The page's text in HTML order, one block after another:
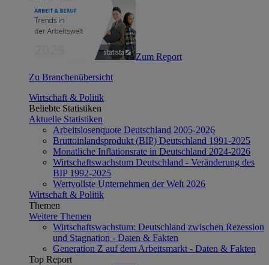
Zum Report
Zu Branchenübersicht
Wirtschaft & Politik
Beliebte Statistiken
Aktuelle Statistiken
Arbeitslosenquote Deutschland 2005-2026
Bruttoinlandsprodukt (BIP) Deutschland 1991-2025
Monatliche Inflationsrate in Deutschland 2024-2026
Wirtschaftswachstum Deutschland - Veränderung des
BIP 1992-2025
Wertvollste Unternehmen der Welt 2026
Wirtschaft & Politik
Themen
Weitere Themen
Wirtschaftswachstum: Deutschland zwischen Rezession
und Stagnation - Daten & Fakten
Generation Z auf dem Arbeitsmarkt - Daten & Fakten
Top Report